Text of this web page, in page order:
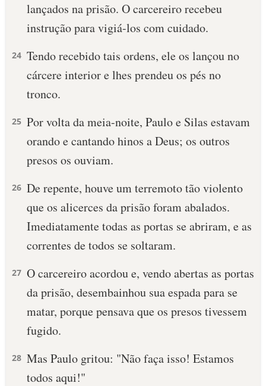
PALAVRA DO DIA
DEVOCIONAL DIÁRIO
10 MANDAMENTOS
ESBOÇOS DE PREGAÇÃO
TEMAS
PERGUNTE À BÍBLIA IA
LOJA BÍBLIAON
lançados na prisão. O carcereiro recebeu
instrução para vigiá-los com cuidado.
24 Tendo recebido tais ordens, ele os lançou no
cárcere interior e lhes prendeu os pés no
tronco.
25 Por volta da meia-noite, Paulo e Silas estavam
orando e cantando hinos a Deus; os outros
presos os ouviam.
26 De repente, houve um terremoto tão violento
que os alicerces da prisão foram abalados.
Imediatamente todas as portas se abriram, e as
correntes de todos se soltaram.
27 O carcereiro acordou e, vendo abertas as portas
da prisão, desembainhou sua espada para se
matar, porque pensava que os presos tivessem
fugido.
28 Mas Paulo gritou: "Não faça isso! Estamos
todos aqui!"